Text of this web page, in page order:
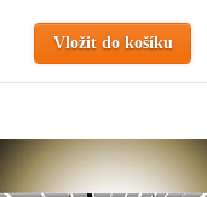
Vložit do košíku